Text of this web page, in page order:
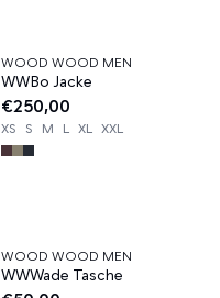
News
WOOD WOOD MEN
WWBo Jacke
€250,00
XS S M L XL XXL
News
WOOD WOOD MEN
WWWade Tasche